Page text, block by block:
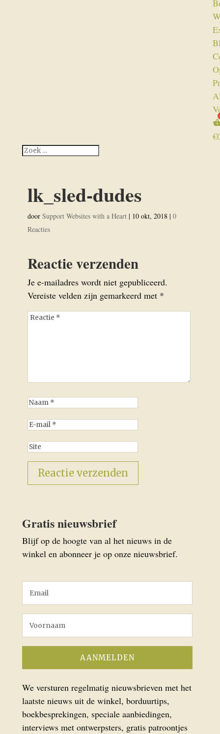
€
lk_sled-dudes
door Support Websites with a Heart| 10 okt, 2018| 0
Reacties
Reactie verzenden
Je e-mailadres wordt niet gepubliceerd.
Vereiste velden zijn gemarkeerd met *
Gratis nieuwsbrief
Blijf op de hoogte van al het nieuws in de
winkel en abonneer je op onze nieuwsbrief.
We versturen regelmatig nieuwsbrieven met het
laatste nieuws uit de winkel, borduurtips,
boekbesprekingen, speciale aanbiedingen,
interviews met ontwerpsters, gratis patroontjes